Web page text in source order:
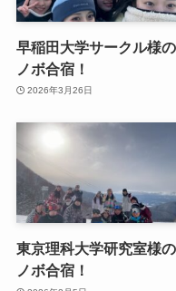
早稲田大学サークル様
ノボ合宿！
2026年3月26日
東京理科大学研究室様
ノボ合宿！